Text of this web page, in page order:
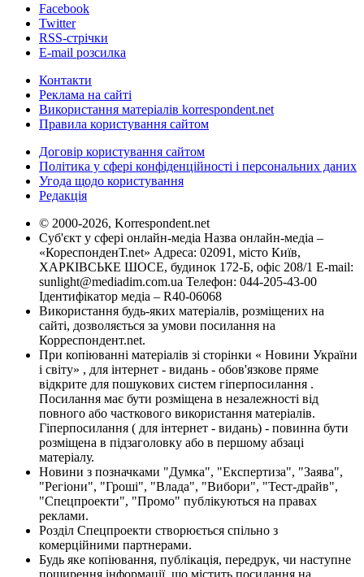
Facebook
Twitter
RSS-стрічки
E-mail розсилка
Контакти
Реклама на сайті
Використання матеріалів korrespondent.net
Правила користування сайтом
Договір користування сайтом
Політика у сфері конфіденційності і персональних даних
Угода щодо користування
Редакція
© 2000-2026, Korrespondent.net
Суб'єкт у сфері онлайн-медіа Назва онлайн-медіа –
«КореспонденТ.net» Адреса: 02091, місто Київ,
ХАРКІВСЬКЕ ШОСЕ, будинок 172-Б, офіс 208/1 E-mail:
sunlight@mediadim.com.ua Телефон: 044-205-43-00
Ідентифікатор медіа – R40-06068
Використання будь-яких матеріалів, розміщених на
сайті, дозволяється за умови посилання на
Корреспондент.net.
При копіюванні матеріалів зі сторінки « Новини України
і світу» , для інтернет - видань - обов'язкове пряме
відкрите для пошукових систем гіперпосилання .
Посилання має бути розміщена в незалежності від
повного або часткового використання матеріалів.
Гіперпосилання ( для інтернет - видань) - повинна бути
розміщена в підзаголовку або в першому абзаці
матеріалу.
Новини з позначками "Думка", "Експертиза", "Заява",
"Регіони", "Гроші", "Влада", "Вибори", "Тест-драйв",
"Спецпроекти", "Промо" публікуються на правах
реклами.
Розділ Спецпроекти створюється спільно з
комерційними партнерами.
Будь яке копіювання, публікація, передрук, чи наступне
поширення інформації, що містить посилання на